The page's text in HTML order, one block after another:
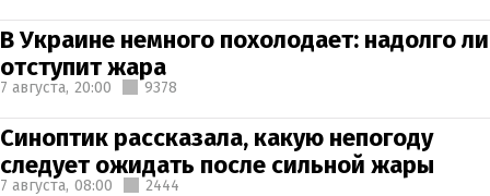
В Украине немного похолодает: надолго ли
отступит жара
7 августа, 20:00 9378
Синоптик рассказала, какую непогоду
следует ожидать после сильной жары
7 августа, 08:00 2444